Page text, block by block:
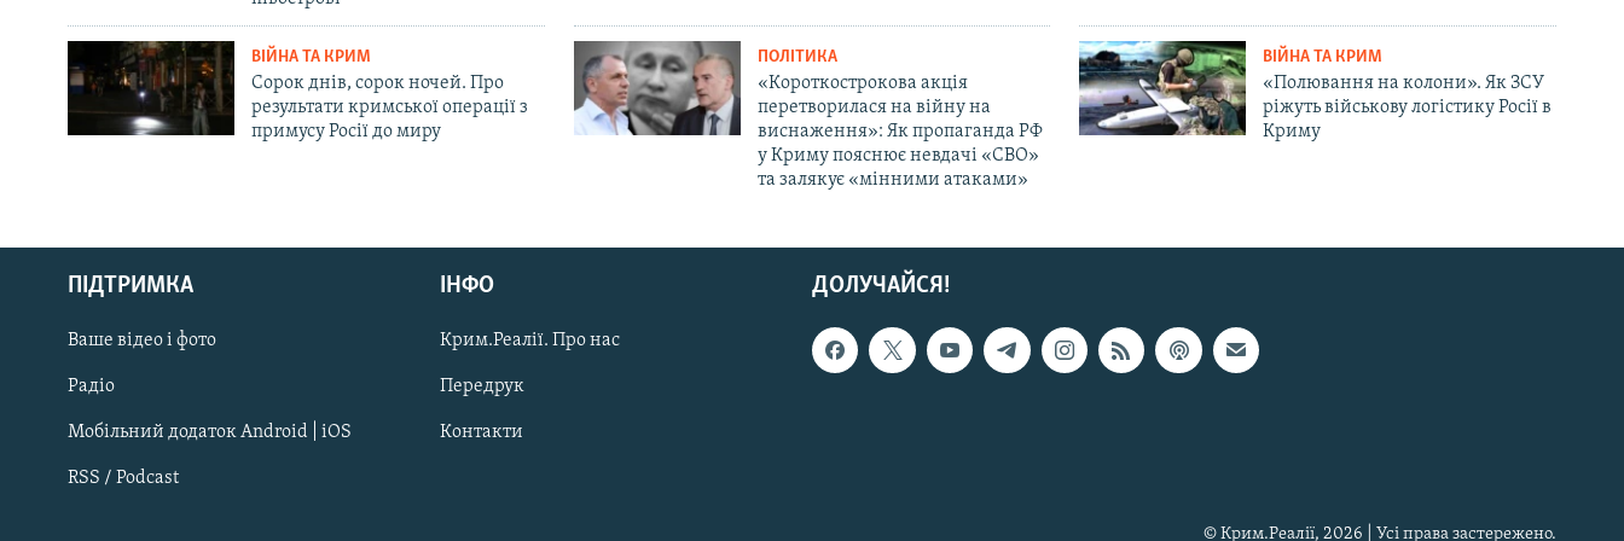
Русский
Qırımtatar
ДОЛУЧАЙСЯ!
ВІЙНА ТА КРИМ
Сорок днів, сорок ночей. Про
результати кримської операції з
примусу Росії до миру
ПОЛІТИКА
«Короткострокова акція
перетворилася на війну на
виснаження»: Як пропаганда РФ
у Криму пояснює невдачі «СВО»
та залякує «мінними атаками»
ВІЙНА ТА КРИМ
«Полювання на колони». Як ЗСУ
ріжуть військову логістику Росії в
Криму
ДОЛУЧАЙСЯ!
ПІДТРИМКА
Ваше відео і фото
Радіо
Мобільний додаток Android | iOS
RSS / Podcast
ІНФО
Крим.Реалії. Про нас
Передрук
Контакти
© Крим.Реалії, 2026 | Усі права застережено.